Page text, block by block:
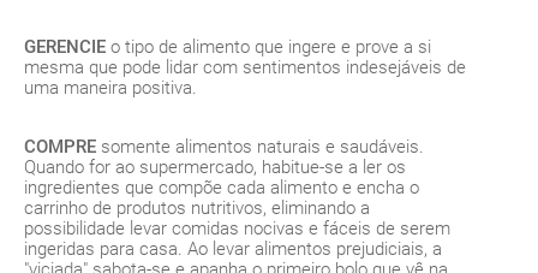
GERENCIE o tipo de alimento que ingere e prove a si
mesma que pode lidar com sentimentos indesejáveis de
uma maneira positiva.
COMPRE somente alimentos naturais e saudáveis.
Quando for ao supermercado, habitue-se a ler os
ingredientes que compõe cada alimento e encha o
carrinho de produtos nutritivos, eliminando a
possibilidade levar comidas nocivas e fáceis de serem
ingeridas para casa. Ao levar alimentos prejudiciais, a